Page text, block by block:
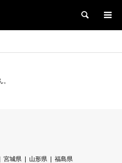
検索
宮城県 山形県
福島県